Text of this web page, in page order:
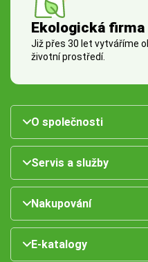
Ekologická firma
Již přes 30 let vytváříme
životní prostředí.
O společnosti
Servis a služby
Nakupování
E-katalogy